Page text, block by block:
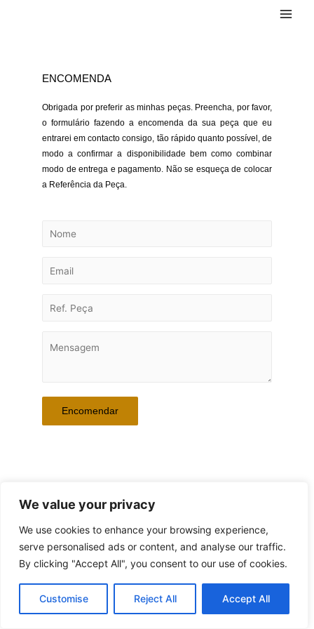
We value your privacy
We use cookies to enhance your browsing experience,
serve personalised ads or content, and analyse our traffic.
By clicking "Accept All", you consent to our use of cookies.
Customise Reject All Accept All
ENCOMENDA
Obrigada por preferir as minhas peças. Preencha, por favor,
o formulário fazendo a encomenda da sua peça que eu
entrarei em contacto consigo, tão rápido quanto possível, de
modo a confirmar a disponibilidade bem como combinar
modo de entrega e pagamento. Não se esqueça de colocar
a Referência da Peça.
© 2026 ANA SANCHES | Powered by Workwell4you